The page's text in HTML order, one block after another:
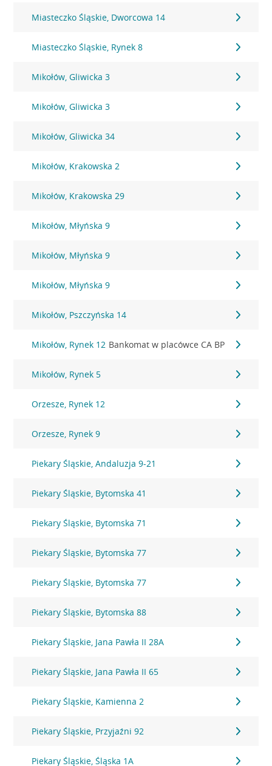
Miasteczko Śląskie, Dworcowa 14
Miasteczko Śląskie, Rynek 8
Mikołów, Gliwicka 3
Mikołów, Gliwicka 3
Mikołów, Gliwicka 34
Mikołów, Krakowska 2
Mikołów, Krakowska 29
Mikołów, Młyńska 9
Mikołów, Młyńska 9
Mikołów, Młyńska 9
Mikołów, Pszczyńska 14
Mikołów, Rynek 12 Bankomat w placówce CA BP
Mikołów, Rynek 5
Orzesze, Rynek 12
Orzesze, Rynek 9
Piekary Śląskie, Andaluzja 9-21
Piekary Śląskie, Bytomska 41
Piekary Śląskie, Bytomska 71
Piekary Śląskie, Bytomska 77
Piekary Śląskie, Bytomska 77
Piekary Śląskie, Bytomska 88
Piekary Śląskie, Jana Pawła II 28A
Piekary Śląskie, Jana Pawła II 65
Piekary Śląskie, Kamienna 2
Piekary Śląskie, Przyjaźni 92
Piekary Śląskie, Śląska 1A